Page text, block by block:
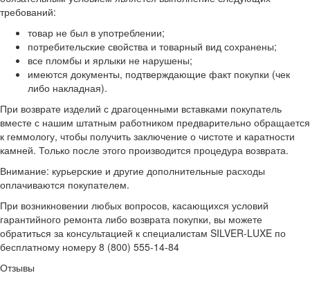
требований:
товар не был в употреблении;
потребительские свойства и товарный вид сохранены;
все пломбы и ярлыки не нарушены;
имеются документы, подтверждающие факт покупки (чек
либо накладная).
При возврате изделий с драгоценными вставками покупатель
вместе с нашим штатным работником предварительно обращается
к геммологу, чтобы получить заключение о чистоте и каратности
камней. Только после этого производится процедура возврата.
Внимание: курьерские и другие дополнительные расходы
оплачиваются покупателем.
При возникновении любых вопросов, касающихся условий
гарантийного ремонта либо возврата покупки, вы можете
обратиться за консультацией к специалистам SILVER-LUXE по
бесплатному номеру 8 (800) 555-14-84
Отзывы